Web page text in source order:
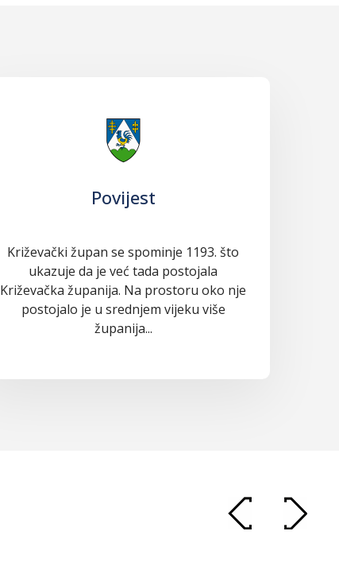
Povijest
Križevački župan se spominje 1193. što
ukazuje da je već tada postojala
Križevačka županija. Na prostoru oko nje
postojalo je u srednjem vijeku više
županija...